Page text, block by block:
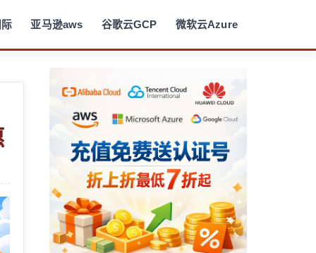
亚马逊aws 谷歌云GCP 微软云Azure